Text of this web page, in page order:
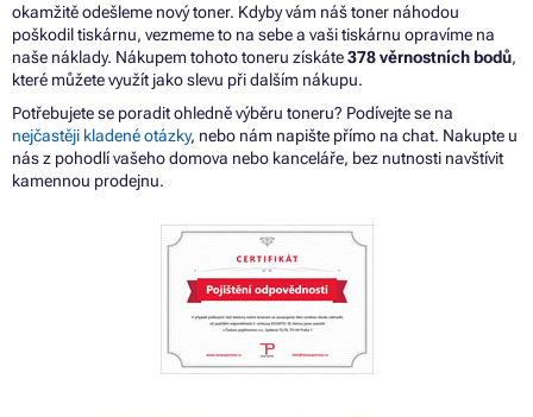
okamžitě odešleme nový toner. Kdyby vám náš toner náhodou
poškodil tiskárnu, vezmeme to na sebe a vaši tiskárnu opravíme na
naše náklady. Nákupem tohoto toneru získáte378 věrnostních bodů,
které můžete využít jako slevu při dalším nákupu.
Potřebujete se poradit ohledně výběru toneru? Podívejte se na
nejčastěji kladené otázky, nebo nám napište přímo na chat. Nakupte u
nás z pohodlí vašeho domova nebo kanceláře, bez nutnosti navštívit
kamennou prodejnu.